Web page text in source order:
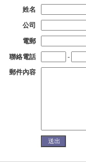
姓名
公司
電郵
聯絡電話
-
郵件內容